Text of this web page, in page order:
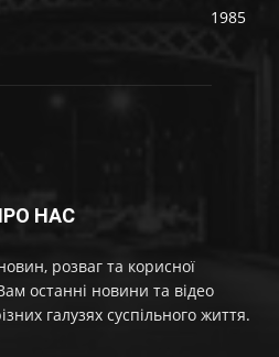
1985
НАС
розваг та корисної
останні новини та відео
галузях суспільного життя.